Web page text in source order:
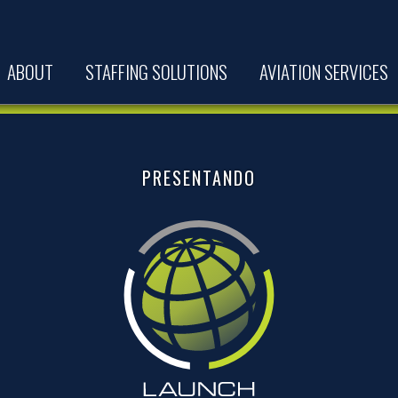
ABOUT STAFFING SOLUTIONS AVIATION SERVICES
PRESENTANDO